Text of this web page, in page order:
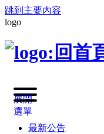
跳到主要內容
logo
展開
選單
最新公告